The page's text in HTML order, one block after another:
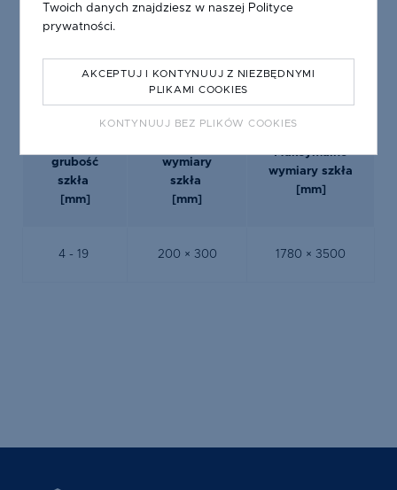
Twoich danych znajdziesz w naszej Polityce
prywatności.
AKCEPTUJ I KONTYNUUJ Z NIEZBĘDNYMI
PLIKAMI COOKIES
KONTYNUUJ BEZ PLIKÓW COOKIES
zmienne warunki atmosferyczne.
MOŻLIWOŚCI PRODUKCYJNE:
grubość
szkła
[mm]
wymiary
szkła
[mm]
Maksymalne
wymiary szkła
[mm]
4 - 19 200 × 300 1780 × 3500